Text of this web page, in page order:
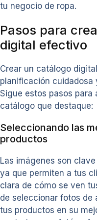
tu negocio de ropa.
Pasos para
digital efectivo
Crear un catálogo
planificación cuidadosa
Sigue estos pasos para
catálogo que destaque:
Seleccionando las
productos
Las imágenes son
ya que permiten a tus
clara de cómo se ven
de seleccionar fotos de
tus productos en su